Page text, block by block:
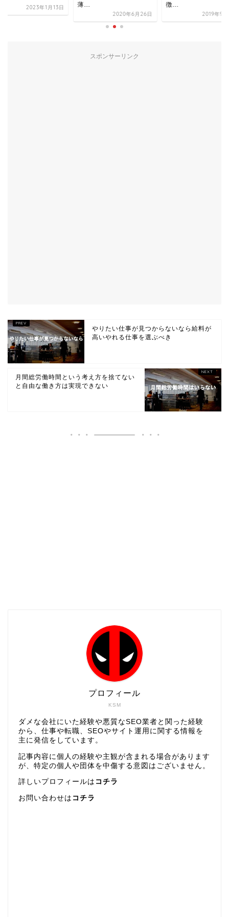
2023年1月13日
薄...
2020年6月26日
徴...
2019年9
スポンサーリンク
やりたい仕事が見つからないなら給料が
高いやれる仕事を選ぶべき
月間総労働時間という考え方を捨てない
と自由な働き方は実現できない
KSM
プロフィール
ダメな会社にいた経験や悪質なSEO業者と関った経験
から、仕事や転職、SEOやサイト運用に関する情報を
主に発信をしています。
記事内容に個人の経験や主観が含まれる場合があります
が、特定の個人や団体を中傷する意図はございません。
詳しいプロフィールは コチラ
お問い合わせは コチラ